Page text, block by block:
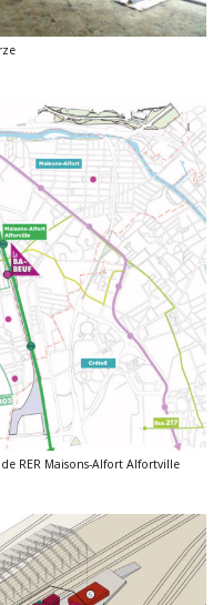
RER Maisons-Alfort Alfortville